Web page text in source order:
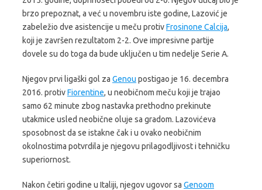
brzo prepoznat, a već u novembru iste godine, Lazović je
zabeležio dve asistencije u meču protivFrosinone Calcija,
koji je završen rezultatom 2-2. Ove impresivne partije
dovele su do toga da bude uključen u tim nedelje Serie A.
Njegov prvi ligaški gol za Genou postigao je 16. decembra
2016. protivFiorentine, u neobičnom meču koji je trajao
samo 62 minute zbog nastavka prethodno prekinute
utakmice usled neobične oluje sa gradom. Lazovićeva
sposobnost da se istakne čak i u ovako neobičnim
okolnostima potvrdila je njegovu prilagodljivost i tehničku
superiornost.
Nakon četiri godine u Italiji, njegov ugovor sa Genoom